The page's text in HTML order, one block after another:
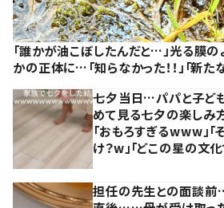
「誰かが油こぼしたんだと…」光る膜の
かの正体に…「知らなかった！！」「新
七夕当日…パパと子ど
めて見る七夕の楽しみ
「おもろすぎるwww」「
け？w」「どこの星の文化
担任の先生との面談前